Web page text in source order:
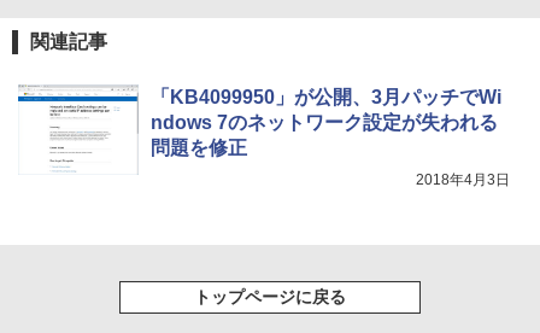
関連記事
「KB4099950」が公開、3月パッチでWi
ndows 7のネットワーク設定が失われる
問題を修正
2018年4月3日
トップページに戻る